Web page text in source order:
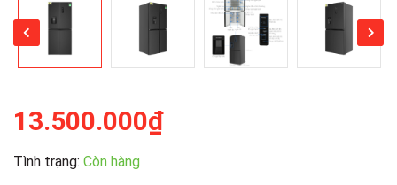
13.500.000₫
Tình trạng: Còn hàng